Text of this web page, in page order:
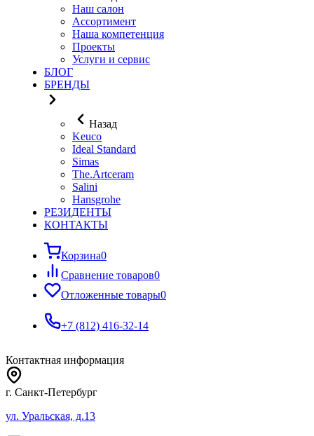
Наш салон
Ассортимент
Наша компетенция
Проекты
Услуги и сервис
БЛОГ
БРЕНДЫ
Назад
Keuco
Ideal Standard
Simas
The.Artceram
Salini
Hansgrohe
РЕЗИДЕНТЫ
КОНТАКТЫ
Корзина0
Сравнение товаров0
Отложенные товары0
+7 (812) 416-32-14
Контактная информация
г. Санкт-Петербург
ул. Уральская, д.13